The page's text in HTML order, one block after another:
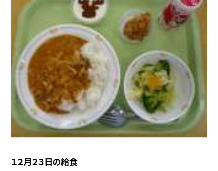
１２月２３日の給食